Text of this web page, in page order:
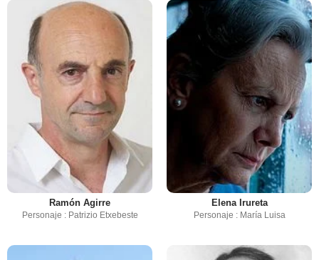
Ramón Agirre
Personaje : Patrizio Etxebeste
Elena Irureta
Personaje : María Luisa